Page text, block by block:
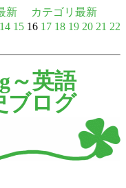
新
カテゴリ最新
14 15 16 17 18 19 20 21 22
～英語
ブログ